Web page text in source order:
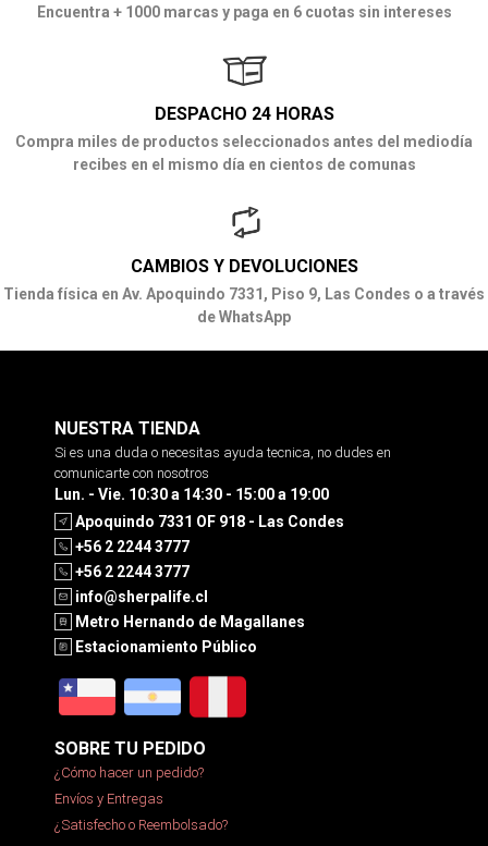
Encuentra + 1000 marcas y paga en 6 cuotas sin intereses
DESPACHO 24 HORAS
Compra miles de productos seleccionados antes del mediodía
recibes en el mismo día en cientos de comunas
CAMBIOS Y DEVOLUCIONES
Tienda física en Av. Apoquindo 7331, Piso 9, Las Condes o a través
de WhatsApp
NUESTRA TIENDA
Si es una duda o necesitas ayuda tecnica, no dudes en
comunicarte con nosotros
Lun. - Vie. 10:30 a 14:30 - 15:00 a 19:00
Apoquindo 7331 OF 918 - Las Condes
+56 2 2244 3777
+56 2 2244 3777
info@sherpalife.cl
Metro Hernando de Magallanes
Estacionamiento Público
SOBRE TU PEDIDO
¿Cómo hacer un pedido?
Envíos y Entregas
¿Satisfecho o Reembolsado?